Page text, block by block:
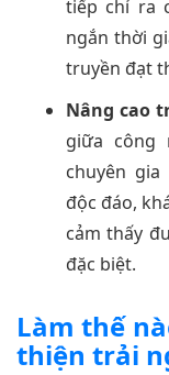
tiếp chỉ ra
ngắn thời
truyền đạt
Nâng cao
giữa công
chuyên
độc đáo,
cảm thấy
đặc biệt.
Làm thế
thiện trải